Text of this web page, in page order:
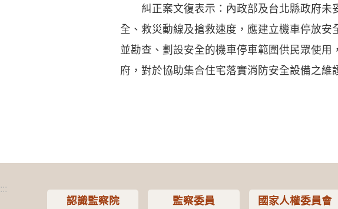
糾正案文復表示：內政部及台北縣政府未
全、救災動線及搶救速度，應建立機車停放安
並勘查、劃設安全的機車停車範圍供民眾使
府，對於協助集合住宅落實消防安全設備之
:::
認識監察院 監察委員 國家人權委員會